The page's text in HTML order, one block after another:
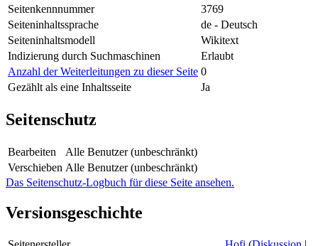
Seitenkennnummer
3769
Seiteninhaltssprache
de - Deutsch
Seiteninhaltsmodell
Wikitext
Indizierung durch Suchmaschinen
Erlaubt
Anzahl der Weiterleitungen zu dieser Seite 0
Gezählt als eine Inhaltsseite
Ja
Seitenschutz
Bearbeiten
Alle Benutzer (unbeschränkt)
Verschieben Alle Benutzer (unbeschränkt)
Das Seitenschutz-Logbuch für diese Seite ansehen.
Versionsgeschichte